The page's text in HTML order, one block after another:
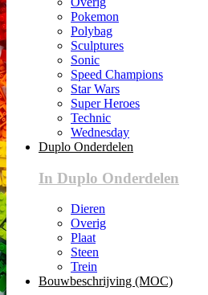
Pokemon
Polybag
Sculptures
Sonic
Speed Champions
Star Wars
Super Heroes
Technic
Wednesday
Duplo Onderdelen
In Duplo Onderdelen
Dieren
Overig
Plaat
Steen
Trein
Bouwbeschrijving (MOC)